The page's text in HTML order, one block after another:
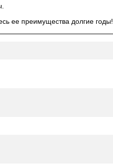
ее преимущества долгие годы!